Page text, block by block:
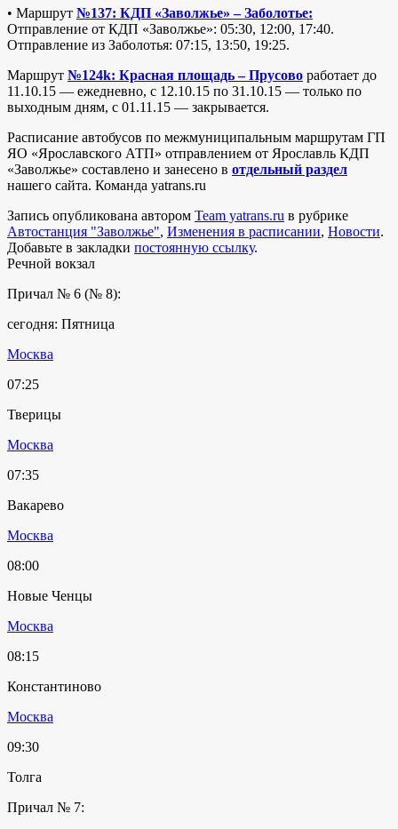
• Маршрут №137: КДП «Заволжье» – Заболотье:
Отправление от КДП «Заволжье»: 05:30, 12:00, 17:40.
Отправление из Заболотья: 07:15, 13:50, 19:25.
Маршрут №124k: Красная площадь – Прусово работает до
11.10.15 — ежедневно, с 12.10.15 по 31.10.15 — только по
выходным дням, с 01.11.15 — закрывается.
Расписание автобусов по межмуниципальным маршрутам ГП
ЯО «Ярославского АТП» отправлением от Ярославль КДП
«Заволжье» составлено и занесено в отдельный раздел
нашего сайта. Команда yatrans.ru
Запись опубликована автором Team yatrans.ru в рубрике
Автостанция "Заволжье", Изменения в расписании, Новости.
Добавьте в закладки постоянную ссылку.
Речной вокзал
Причал № 6 (№ 8):
сегодня: Пятница
Москва
07:25
Тверицы
Москва
07:35
Вакарево
Москва
08:00
Новые Ченцы
Москва
08:15
Константиново
Москва
09:30
Толга
Причал № 7: